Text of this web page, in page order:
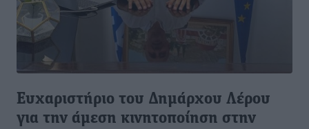
Ευχαριστήριο του Δημάρχου Λέρου
για την άμεση κινητοποίηση στην